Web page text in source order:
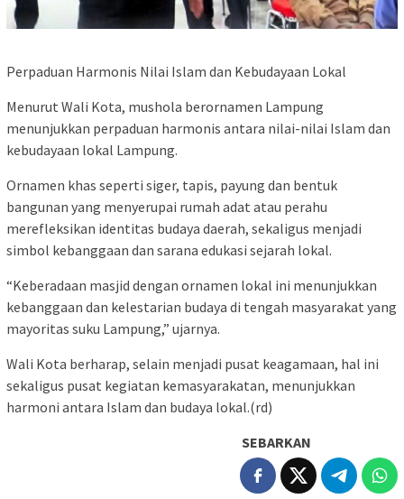
Perpaduan Harmonis Nilai Islam dan Kebudayaan Lokal
Menurut Wali Kota, mushola berornamen Lampung
menunjukkan perpaduan harmonis antara nilai-nilai Islam dan
kebudayaan lokal Lampung.
Ornamen khas seperti siger, tapis, payung dan bentuk
bangunan yang menyerupai rumah adat atau perahu
merefleksikan identitas budaya daerah, sekaligus menjadi
simbol kebanggaan dan sarana edukasi sejarah lokal.
“Keberadaan masjid dengan ornamen lokal ini menunjukkan
kebanggaan dan kelestarian budaya di tengah masyarakat yang
mayoritas suku Lampung,” ujarnya.
Wali Kota berharap, selain menjadi pusat keagamaan, hal ini
sekaligus pusat kegiatan kemasyarakatan, menunjukkan
harmoni antara Islam dan budaya lokal.(rd)
SEBARKAN